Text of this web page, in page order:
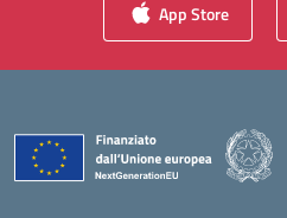
App Store